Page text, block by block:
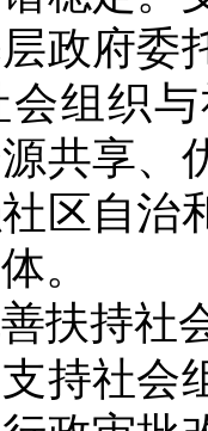
政府委
组织
共享、
区自治
。
扶持社
社会